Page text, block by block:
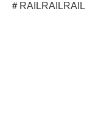
＃RAILRAILRAIL